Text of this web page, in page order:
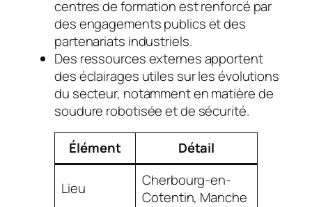
centres de formation est renforcé par
des engagements publics et des
partenariats industriels.
Des ressources externes apportent
des éclairages utiles sur les évolutions
du secteur, notamment en matière de
soudure robotisée et de sécurité.
Élément Détail
Lieu
Cherbourg-en-
Cotentin, Manche